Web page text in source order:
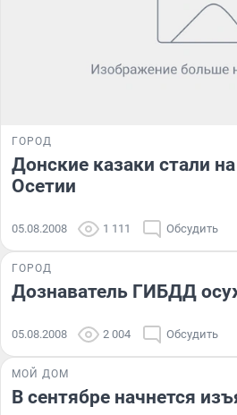
ГОРОД
Донские казаки стали
Осетии
05.08.2008 1 111 Обсудить
ГОРОД
Дознаватель ГИБДД
05.08.2008 2 004 Обсудить
МОЙ ДОМ
В сентябре начнется